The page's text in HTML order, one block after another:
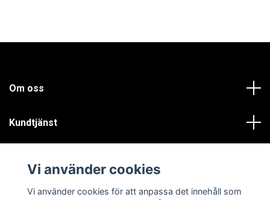
Om oss
Kundtjänst
Sociala medier
Vi använder cookies
Vi använder cookies för att anpassa det innehåll som